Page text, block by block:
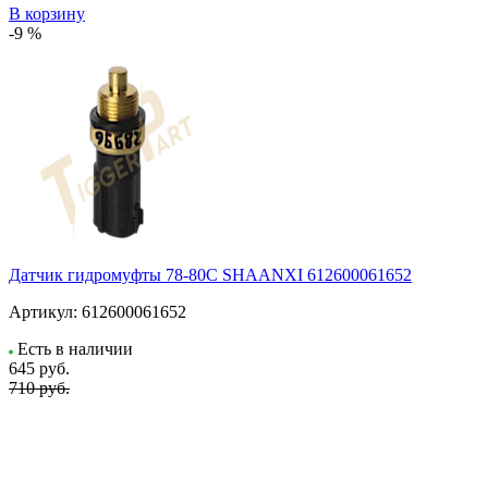
В корзину
-9 %
Датчик гидромуфты 78-80C SHAANXI 612600061652
Артикул: 612600061652
Есть в наличии
645 руб.
710 руб.